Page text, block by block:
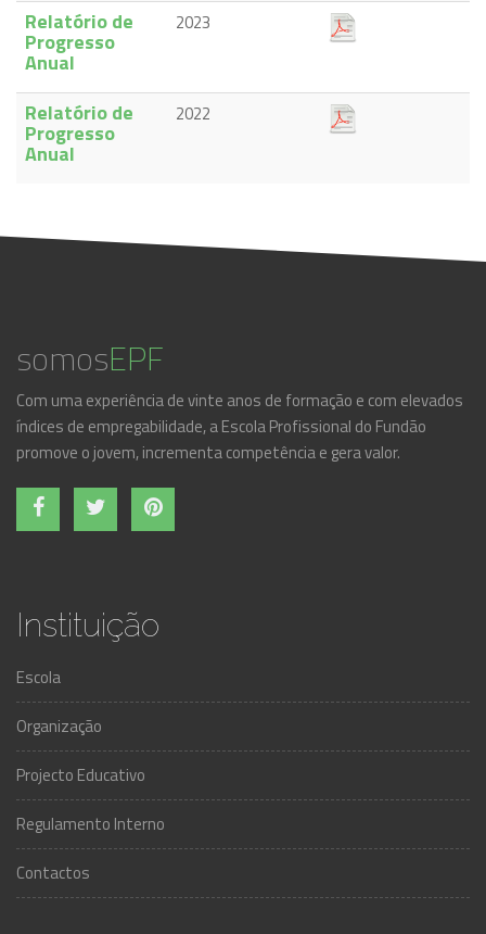
Relatório de
Progresso
Anual
2023
Relatório de
Progresso
Anual
2022
somosEPF
Com uma experiência de vinte anos de formação e com elevados
índices de empregabilidade, a Escola Profissional do Fundão
promove o jovem, incrementa competência e gera valor.
Instituição
Escola
Organização
Projecto Educativo
Regulamento Interno
Contactos